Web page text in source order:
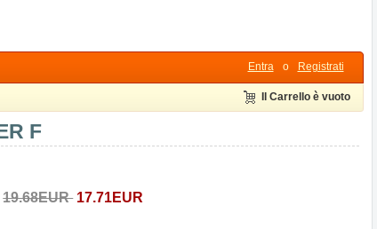
Entra o Registrati
Il Carrello è vuoto
F
19.68EUR 17.71EUR